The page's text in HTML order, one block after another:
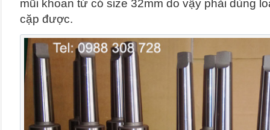
mũi khoan từ có size 32mm do vậy phải dùng
cặp được.